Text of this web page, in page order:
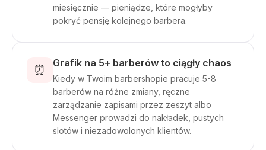
miesięcznie — pieniądze, które mogłyby
pokryć pensję kolejnego barbera.
⏰ Grafik na 5+ barberów to ciągły chaos
Kiedy w Twoim barbershopie pracuje 5-8
barberów na różne zmiany, ręczne
zarządzanie zapisami przez zeszyt albo
Messenger prowadzi do nakładek, pustych
slotów i niezadowolonych klientów.